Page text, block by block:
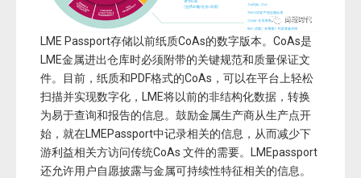
LME Passport存储以前纸质CoAs的数字版本。CoAs是
LME金属进出仓库时必须附带的关键规范和质量保证文
件。目前，纸质和PDF格式的CoAs，可以在平台上轻松
扫描并实现数字化，LME将以前的非结构化数据，转换
为易于查询和报告的信息。鼓励金属生产商从生产点开
始，就在LMEPassport中记录相关的信息，从而减少下
游利益相关方访问传统CoAs 文件的需要。LMEpassport
还允许用户自愿披露与金属可持续性特征相关的信息。